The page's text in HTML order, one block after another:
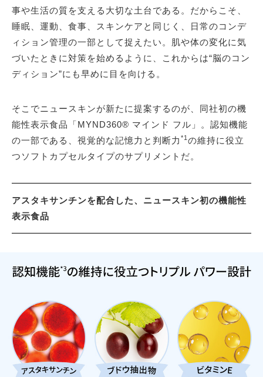
事や生活の質を支える大切な土台である。だからこそ、
睡眠、運動、食事、スキンケアと同じく、日常のコンデ
ィション管理の一部として捉えたい。肌や体の変化に気
づいたときに対策を始めるように、これからは“脳のコン
ディション”にも早めに目を向ける。
そこでニュースキンが新たに提案するのが、同社初の機
能性表示食品「MYND360® マインド フル」。認知機能
の一部である、視覚的な記憶力と判断力 *1 の維持に役立
つソフトカプセルタイプのサプリメントだ。
アスタキサンチンを配合した、ニュースキン初の機能性
表示食品